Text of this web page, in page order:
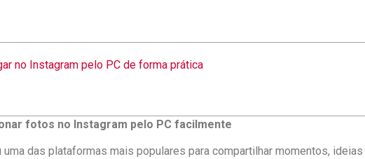
no Instagram pelo PC ​de forma prática
fotos no Instagram pelo PC facilmente
uma das⁣ plataformas ⁣mais populares para compartilhar momentos,